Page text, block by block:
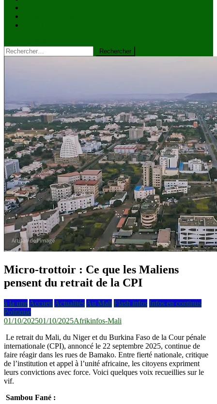
Rechercher :
Micro-trottoir : Ce que les Maliens
pensent du retrait de la CPI
à la une Accueil Actualités Au Mali Flash infos Infos en continus
Politique
01/10/202501/10/2025Afrikinfos-Mali
Le retrait du Mali, du Niger et du Burkina Faso de la Cour pénale
internationale (CPI), annoncé le 22 septembre 2025, continue de
faire réagir dans les rues de Bamako. Entre fierté nationale, critique
de l’institution et appel à l’unité africaine, les citoyens expriment
leurs convictions avec force. Voici quelques voix recueillies sur le
vif.
Sambou Fané :